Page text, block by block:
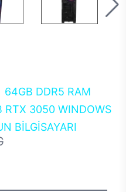
64GB DDR5 RAM
RTX 3050 WINDOWS
BİLGİSAYARI